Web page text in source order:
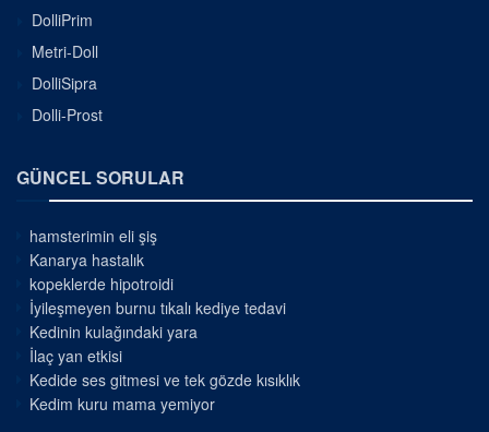
DolliPrim
Metri-Doll
DolliSipra
Dolli-Prost
GÜNCEL SORULAR
hamsterimin eli şiş
Kanarya hastalık
kopeklerde hipotroidi
İyileşmeyen burnu tıkalı kediye tedavi
Kedinin kulağındaki yara
İlaç yan etkisi
Kedide ses gitmesi ve tek gözde kısıklık
Kedim kuru mama yemiyor